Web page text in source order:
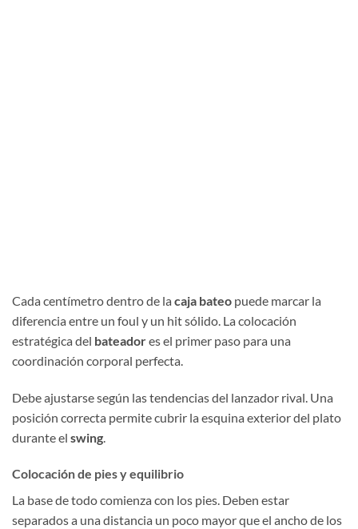
Cada centímetro dentro de la caja bateo puede marcar la
diferencia entre un foul y un hit sólido. La colocación
estratégica del bateadores el primer paso para una
coordinación corporal perfecta.
Debe ajustarse según las tendencias del lanzador rival. Una
posición correcta permite cubrir la esquina exterior del plato
durante el swing
Colocación de pies y equilibrio
La base de todo comienza con los pies. Deben estar
separados a una distancia un poco mayor que el ancho de los